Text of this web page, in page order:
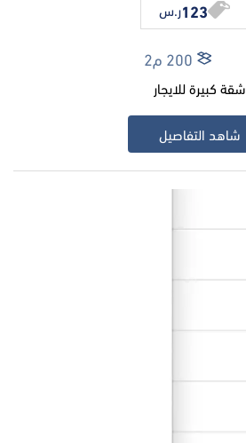
123ر.س
200 م2
شقة كبيرة للايجار
شاهد التفاصيل